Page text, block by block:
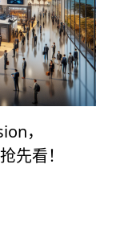
，
先看！